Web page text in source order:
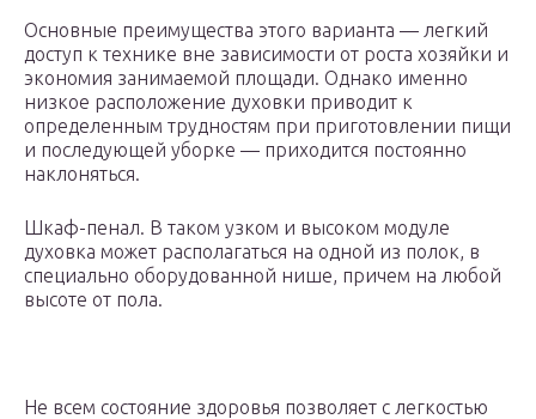
Основные преимущества этого варианта — легкий
доступ к технике вне зависимости от роста хозяйки и
экономия занимаемой площади. Однако именно
низкое расположение духовки приводит к
определенным трудностям при приготовлении пищи
и последующей уборке — приходится постоянно
наклоняться.
Шкаф-пенал. В таком узком и высоком модуле
духовка может располагаться на одной из полок, в
специально оборудованной нише, причем на любой
высоте от пола.
Не всем состояние здоровья позволяет с легкостью